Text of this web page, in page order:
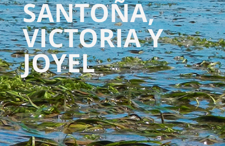
SANTOÑA,
VICTORIA Y
JOYEL